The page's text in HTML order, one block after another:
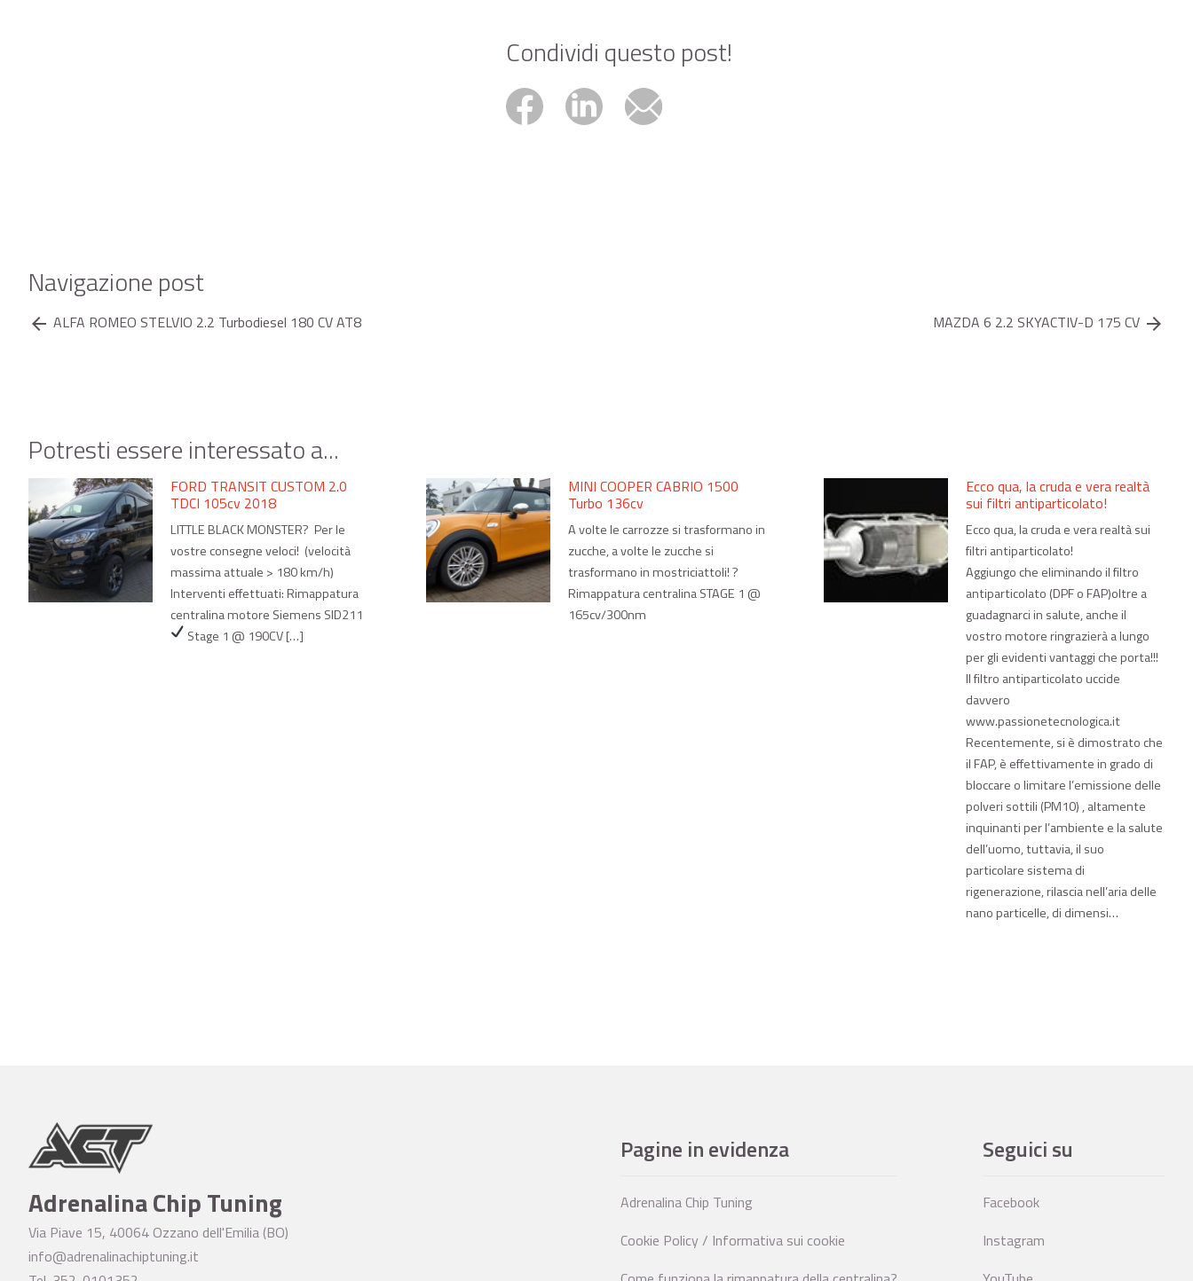
Condividi questo post!
Navigazione post
arrow_back ALFA ROMEO STELVIO 2.2 Turbodiesel 180 CV AT8 MAZDA 6 2.2 SKYACTIV-D 175 CV arrow_forward
Potresti essere interessato a...
FORD TRANSIT CUSTOM 2.0
TDCI 105cv 2018
LITTLE BLACK MONSTER? Per le
vostre consegne veloci! (velocità
massima attuale > 180 km/h)
Interventi effettuati: Rimappatura
centralina motore Siemens SID211
Stage 1 @ 190CV […]
MINI COOPER CABRIO 1500
Turbo 136cv
A volte le carrozze si trasformano in
zucche, a volte le zucche si
trasformano in mostriciattoli! ?
Rimappatura centralina STAGE 1 @
165cv/300nm
Ecco qua, la cruda e vera realtà
sui filtri antiparticolato!
Ecco qua, la cruda e vera realtà sui
filtri antiparticolato!
Aggiungo che eliminando il filtro
antiparticolato (DPF o FAP)oltre a
guadagnarci in salute, anche il
vostro motore ringrazierà a lungo
per gli evidenti vantaggi che porta!!!
Il filtro antiparticolato uccide
davvero
www.passionetecnologica.it
Recentemente, si è dimostrato che
il FAP, è effettivamente in grado di
bloccare o limitare l’emissione delle
polveri sottili (PM10) , altamente
inquinanti per l’ambiente e la salute
dell’uomo, tuttavia, il suo
particolare sistema di
rigenerazione, rilascia nell’aria delle
nano particelle, di dimensi…
Adrenalina Chip Tuning
Via Piave 15, 40064 Ozzano dell'Emilia (BO)
info@adrenalinachiptuning.it
Pagine in evidenza
Adrenalina Chip Tuning
Cookie Policy / Informativa sui cookie
Seguici su
Facebook
Instagram